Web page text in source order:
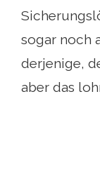
sogar noch
derjenige,
aber das